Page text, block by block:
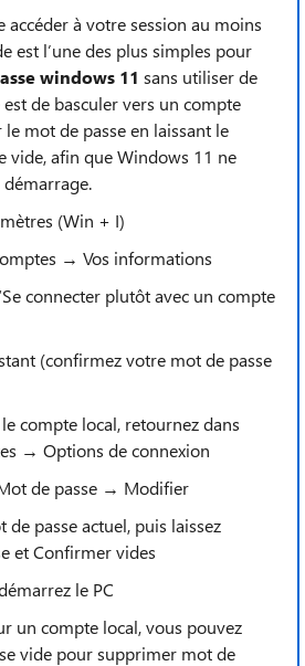
accéder à votre session au moins
est l’une des plus simples pour
windows 11 sans utiliser de
est de basculer vers un compte
mot de passe en laissant le
vide, afin que Windows 11 ne
(Win + I)
→ Vos informations
connecter plutôt avec un compte
(confirmez votre mot de passe
compte local, retournez dans
→ Options de connexion
de passe → Modifier
de passe actuel, puis laissez
et Confirmer vides
le PC
un compte local, vous pouvez
vide pour supprimer mot de